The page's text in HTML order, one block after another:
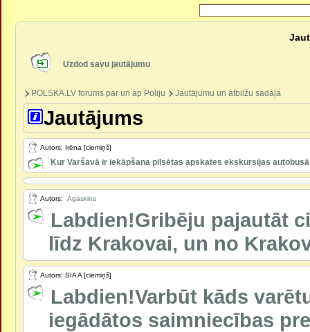
Uzdod savu jautājumu
POLSKA.LV forums par un ap Poliju Jautājumu un atbilžu sadaļa
Jautājums
Autors: Irēna [ciemiņš]
Kur Varšavā ir iekāpšana pilsētas apskates ekskursijas
Autors: Agaskins
Labdien!Gribēju pajautāt
līdz Krakovai, un no
Autors: SIA A [ciemiņš]
Labdien!Varbūt kāds
iegādātos saimniecības